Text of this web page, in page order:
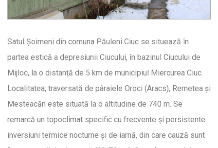
Satul Șoimeni din comuna Păuleni Ciuc se situează în
partea estică a depresiunii Ciucului, în bazinul Ciucului de
Mijloc, la o distanță de 5 km de municipiul Miercurea Ciuc.
Localitatea, traversată de pâraiele Oroci (Aracs), Remetea și
Mesteacăn este situată la o altitudine de 740 m. Se
remarcă un topoclimat specific cu frecvente și persistente
inversiuni termice nocturne și de iarnă, din care cauză sunt